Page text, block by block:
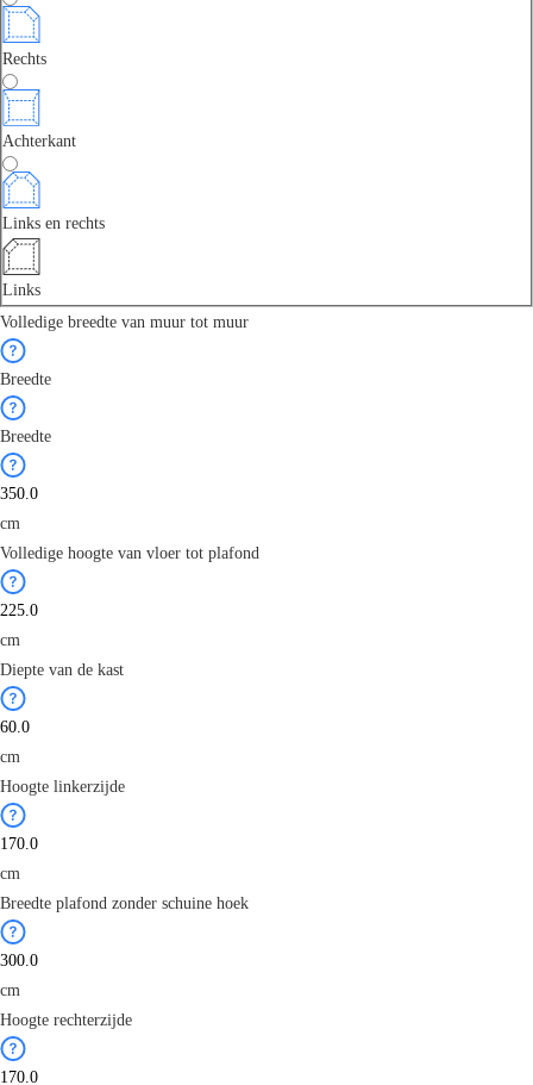
Rechts
Achterkant
Links en rechts
Links
Volledige breedte van muur tot muur
Breedte
Breedte
cm
Volledige hoogte van vloer tot plafond
cm
Diepte van de kast
cm
Hoogte linkerzijde
cm
Breedte plafond zonder schuine hoek
cm
Hoogte rechterzijde